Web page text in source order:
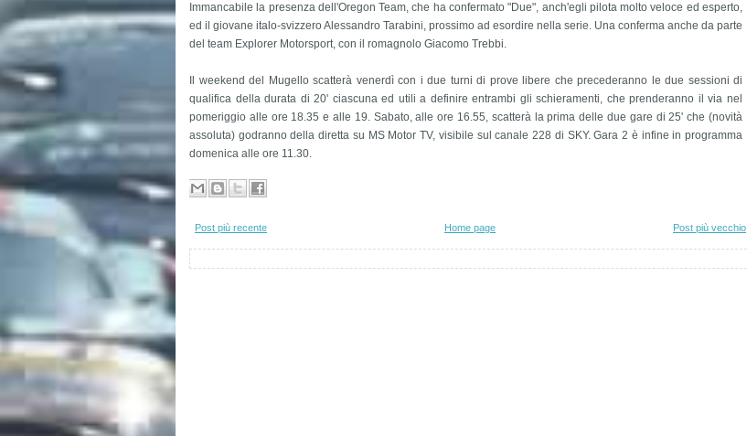
Immancabile la presenza dell'Oregon Team, che ha confermato "Due", anch'egli pilota molto veloce ed esperto,
ed il giovane italo-svizzero Alessandro Tarabini, prossimo ad esordire nella serie. Una conferma anche da parte
del team Explorer Motorsport, con il romagnolo Giacomo Trebbi.
Il weekend del Mugello scatterà venerdì con i due turni di prove libere che precederanno le due sessioni di
qualifica della durata di 20' ciascuna ed utili a definire entrambi gli schieramenti, che prenderanno il via nel
pomeriggio alle ore 18.35 e alle 19. Sabato, alle ore 16.55, scatterà la prima delle due gare di 25' che (novità
assoluta) godranno della diretta su MS Motor TV, visibile sul canale 228 di SKY. Gara 2 è infine in programma
domenica alle ore 11.30.
Post più recente Post più vecchio
Home page